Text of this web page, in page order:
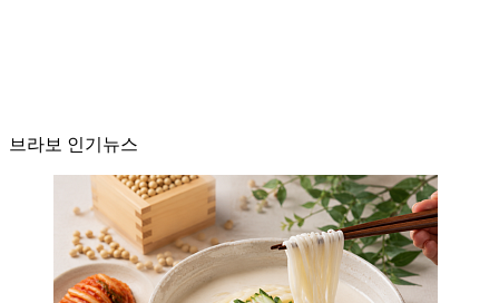
브라보 인기뉴스